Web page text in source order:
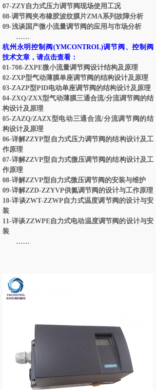
07-ZZY自力式压力调节阀现场使用工况
08-调节阀夹布橡胶波纹膜片ZMA系列故障分析
09-浅谈国产微小流量调节阀的应用与市场分析
……
杭州永明控制阀 (YMCONTROL)调节阀、控制阀
技术文章，请点击查看：
01-708-ZXPE微小流量调节阀设计结构及原理
02-ZXP型气动薄膜单座调节阀的结构设计及原理
03-ZAZP型PID电动单座调节阀的结构设计及原理
04-ZXQ/ZXX型气动薄膜三通合流/分流调节阀的结
构设计及原理
05-ZAZQ/ZAZX型电动三通合流/分流调节阀的结
构设计及原理
06-详解ZZYP型自力式压力调节阀的结构设计及工
作原理
07-详解ZZVP型自力式微压调节阀的结构设计及工
作原理
08-详解ZZVP型自力式微压调节阀的安装与维护
09-详解ZZD-ZZYVP供氮调节阀的设计与工作原理
10-详谈ZWT-ZZWP 自力式温度调节阀的设计与安
装
11-详谈ZZWPE自力式电动温度调节阀的设计与安
装
……